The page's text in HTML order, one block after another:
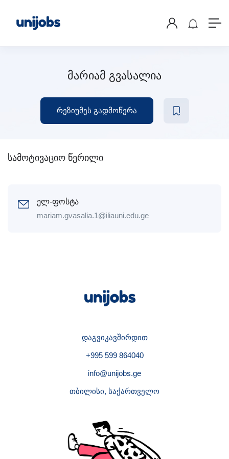
მარიამ გვასალია
რეზიუმეს გადმოწერა
სამოტივაციო წერილი
ელ-ფოსტა
mariam.gvasalia.1@iliauni.edu.ge
დაგვიკავშირდით
+995 599 864040
info@unijobs.ge
თბილისი, საქართველო